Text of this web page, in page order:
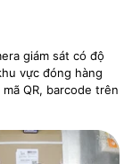
giám sát có độ
vực đóng hàng
QR, barcode trên